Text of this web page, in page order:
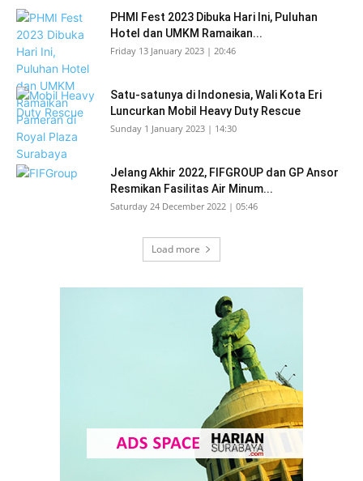
PHMI Fest 2023 Dibuka Hari Ini, Puluhan
Hotel dan UMKM Ramaikan...
Friday 13 January 2023 | 20:46
Satu-satunya di Indonesia, Wali Kota Eri
Luncurkan Mobil Heavy Duty Rescue
Sunday 1 January 2023 | 14:30
Jelang Akhir 2022, FIFGROUP dan GP Ansor
Resmikan Fasilitas Air Minum...
Saturday 24 December 2022 | 05:46
Load more